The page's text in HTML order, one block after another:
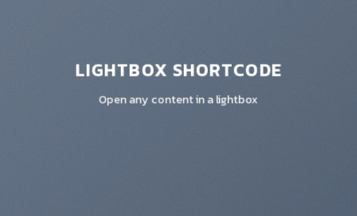
LIGHTBOX SHORTCODE
Open any content in a lightbox